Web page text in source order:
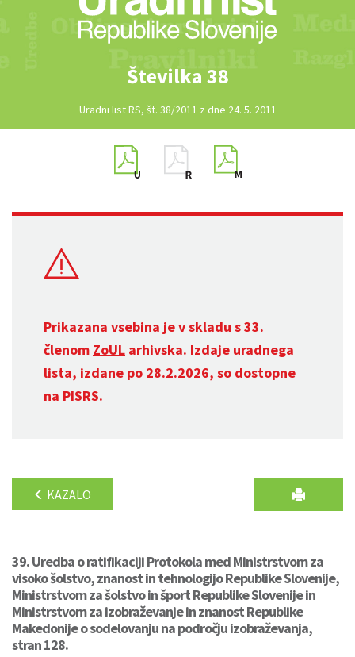
Številka 38
Uradni list RS, št. 38/2011 z dne 24. 5. 2011
Prikazana vsebina je v skladu s 33.
členom ZoUL arhivska. Izdaje uradnega
lista, izdane po 28.2.2026, so dostopne
na PISRS.
KAZALO
39. Uredba o ratifikaciji Protokola med Ministrstvom za
visoko šolstvo, znanost in tehnologijo Republike Slovenije,
Ministrstvom za šolstvo in šport Republike Slovenije in
Ministrstvom za izobraževanje in znanost Republike
Makedonije o sodelovanju na področju izobraževanja,
stran 128.